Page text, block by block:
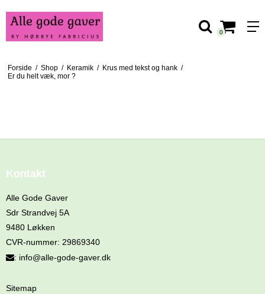
0
Forside / Shop / Keramik / Krus med tekst og hank /
Er du helt væk, mor ?
Kontakt
Alle Gode Gaver
Sdr Strandvej 5A
9480 Løkken
CVR-nummer: 29869340
: info@alle-gode-gaver.dk
Sitemap